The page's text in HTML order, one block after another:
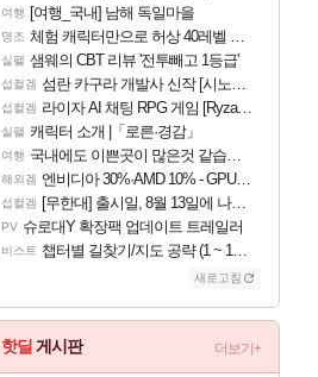
여행 [여행_국내] 남해 독일마을
명조 체험 캐릭터만으로 허상 40레벨 하이와티아 5분 컷!｜에이메스·린네·모니에 명함
실팰 샘웨의 CBT 리뷰 '전투빼고 1등급'
섭컬겜 섬란 카구라 개발사 신작 [시노비 넥서스] 연내 출시 예정
섭컬겜 라이자 AI 채팅 RPG 게임 [RyzaChat: AI] 공개
실팰 캐릭터 소개 |「로른·경감」
여행 국내에도 이쁜곳이 많은것 같습니다
해외겜 엔비디아 30%·AMD 10% - GPU 공급가 인상 보도
섭컬겜 [무한대] 출시일, 8월 13일에 나오나
PV 슈로대Y 확장팩 업데이트 트레일러
비스트 챕터별 길찾기/지도 공략 (1 ~ 12장)
새로고침
핫딜 게시판 더보기+